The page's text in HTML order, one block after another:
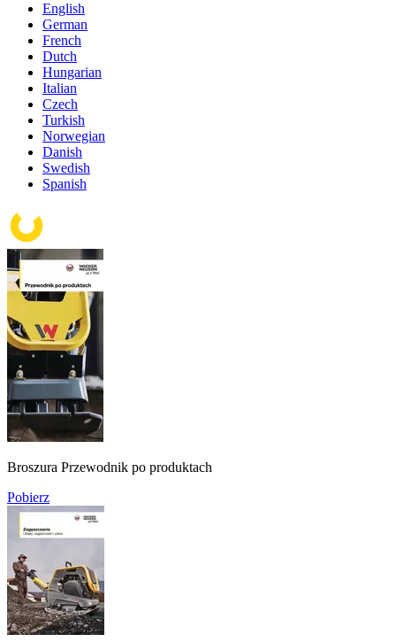
English
German
French
Dutch
Hungarian
Italian
Czech
Turkish
Norwegian
Danish
Swedish
Spanish
Broszura Przewodnik po produktach
Pobierz